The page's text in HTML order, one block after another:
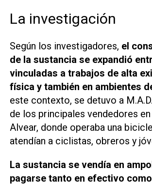
La investigación
Según los investigadores, el
de la sustancia se expandió
vinculadas a trabajos de alta
física y también en ambientes
este contexto, se detuvo a
de los principales vendedores en
Alvear, donde operaba una
atendían a ciclistas, obreros y
La sustancia se vendía en
pagarse tanto en efectivo